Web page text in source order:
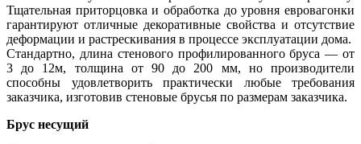
Тщательная приторцовка и обработка до уровня евровагонки
гарантируют отличные декоративные свойства и отсутствие
деформации и растрескивания в процессе эксплуатации дома.
Стандартно, длина стенового профилированного бруса — от
3 до 12м, толщина от 90 до 200 мм, но производители
способны удовлетворить практически любые требования
заказчика, изготовив стеновые брусья по размерам заказчика.
Брус несущий